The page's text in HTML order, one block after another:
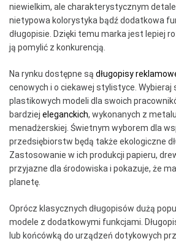
niewielkim, ale charakterystycznym
nietypowa kolorystyka bądź dodatkowa
długopisie. Dzięki temu marka jest lepiej
ją pomylić z konkurencją.
Na rynku dostępne są długopisy
cenowych i o ciekawej stylistyce. Wybieraj
plastikowych modeli dla swoich
bardziej eleganckich, wykonanych z
menadżerskiej. Świetnym wyborem dla
przedsiębiorstw będą także ekologiczne
Zastosowanie w ich produkcji papieru,
przyjazne dla środowiska i pokazuje, że
planetę.
Oprócz klasycznych długopisów dużą
modele z dodatkowymi funkcjami.
lub końcówką do urządzeń dotykowych